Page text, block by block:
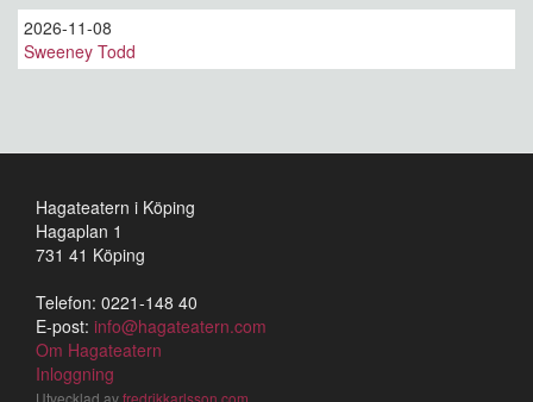
2026-11-08
Sweeney Todd
Hagateatern i Köping
Hagaplan 1
731 41 Köping
Telefon: 0221-148 40
E-post: info@hagateatern.com
Om Hagateatern
Inloggning
Utvecklad avfredrikkarlsson.com